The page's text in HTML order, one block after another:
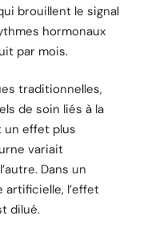
brouillent le signal
hormonaux
par mois.
traditionnelles,
de soin liés à la
un effet plus
variait
Dans un
l’effet
dilué.